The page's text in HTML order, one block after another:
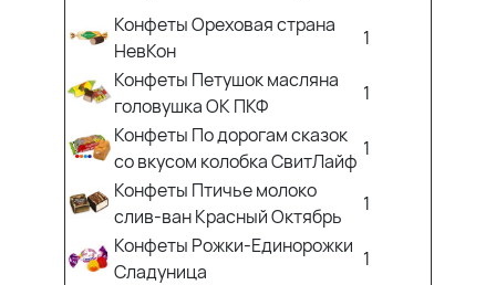
Конфеты Ореховая страна
НевКон
1
Конфеты Петушок масляна
головушка ОК ПКФ
1
Конфеты По дорогам сказок
со вкусом колобка СвитЛайф
1
Конфеты Птичье молоко
слив-ван Красный Октябрь
1
Конфеты Рожки-Единорожки
Сладуница
1